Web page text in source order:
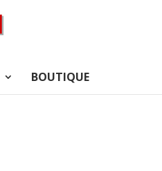
BOUTIQUE